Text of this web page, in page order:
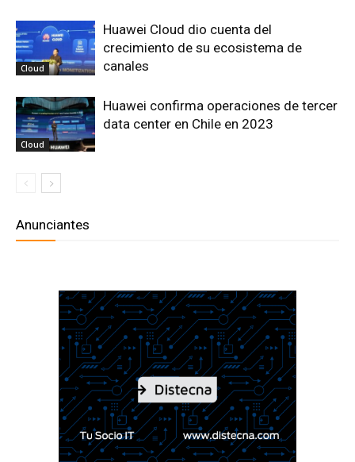
Cloud
Huawei Cloud dio cuenta del
crecimiento de su ecosistema de
canales
Cloud
Huawei confirma operaciones de tercer
data center en Chile en 2023
Anunciantes